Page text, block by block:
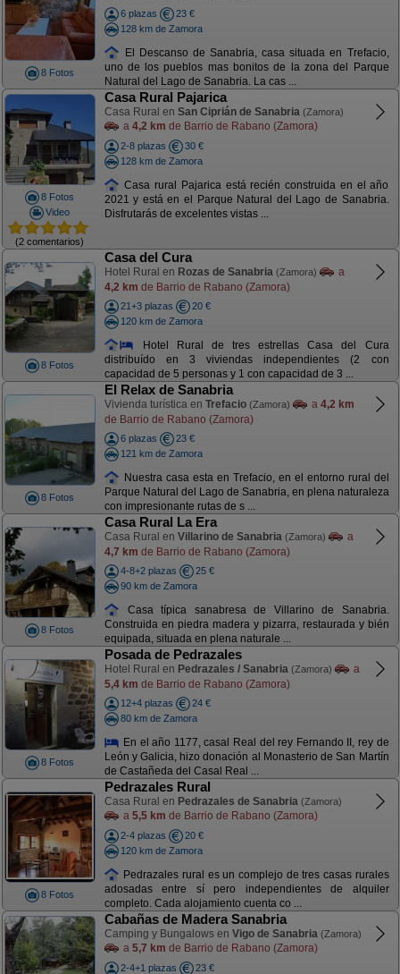
8 Fotos
6 plazas
23 €
128 km de Zamora
El Descanso de Sanabria, casa situada en Trefacio,
uno de los pueblos mas bonitos de la zona del Parque
Natural del Lago de Sanabria. La cas ...
8 Fotos
Video
(2 comentarios)
Casa Rural Pajarica
Casa Rural en San Ciprián de Sanabria (Zamora)
a 4,2 km de Barrio de Rabano (Zamora)
2-8 plazas
30 €
128 km de Zamora
Casa rural Pajarica está recién construida en el año
2021 y está en el Parque Natural del Lago de Sanabria.
Disfrutarás de excelentes vistas ...
8 Fotos
Casa del Cura
Hotel Rural en Rozas de Sanabria (Zamora)
a
4,2 km de Barrio de Rabano (Zamora)
21+3 plazas
20 €
120 km de Zamora
Hotel Rural de tres estrellas Casa del Cura
distribuído en 3 viviendas independientes (2 con
capacidad de 5 personas y 1 con capacidad de 3 ...
8 Fotos
El Relax de Sanabria
Vivienda turística en Trefacio (Zamora) a 4,2 km
de Barrio de Rabano (Zamora)
6 plazas
23 €
121 km de Zamora
Nuestra casa esta en Trefacio, en el entorno rural del
Parque Natural del Lago de Sanabria, en plena naturaleza
con impresionante rutas de s ...
8 Fotos
Casa Rural La Era
Casa Rural en Villarino de Sanabria (Zamora)
a
4,7 km de Barrio de Rabano (Zamora)
4-8+2 plazas
25 €
90 km de Zamora
Casa típica sanabresa de Villarino de Sanabria.
Construida en piedra madera y pizarra, restaurada y bién
equipada, situada en plena naturale ...
8 Fotos
Posada de Pedrazales
Hotel Rural en Pedrazales / Sanabria (Zamora)
a
5,4 km de Barrio de Rabano (Zamora)
12+4 plazas
24 €
80 km de Zamora
En el año 1177, casal Real del rey Fernando II, rey de
León y Galicia, hizo donación al Monasterio de San Martín
de Castañeda del Casal Real ...
8 Fotos
Pedrazales Rural
Casa Rural en Pedrazales de Sanabria (Zamora)
a 5,5 km de Barrio de Rabano (Zamora)
2-4 plazas
20 €
120 km de Zamora
Pedrazales rural es un complejo de tres casas rurales
adosadas entre sí pero independientes de alquiler
completo. Cada alojamiento cuenta co ...
Cabañas de Madera Sanabria
Camping y Bungalows en Vigo de Sanabria (Zamora)
a 5,7 km de Barrio de Rabano (Zamora)
2-4+1 plazas
23 €